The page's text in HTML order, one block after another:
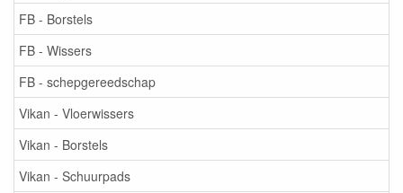
FB - Borstels
FB - Wissers
FB - schepgereedschap
Vikan - Vloerwissers
Vikan - Borstels
Vikan - Schuurpads